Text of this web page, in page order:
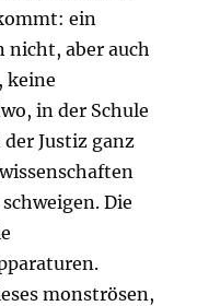
ein
nicht, aber auch
keine
in der Schule
Justiz ganz
Die
monströsen,